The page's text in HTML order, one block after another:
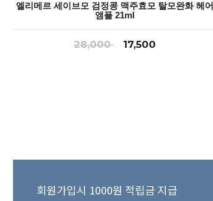
엘리메르 세이브모 검정콩 맥주효모 탈모완화 헤어
앰플 21ml
28,000 17,500
회원가입시 1000원 적립금 지급